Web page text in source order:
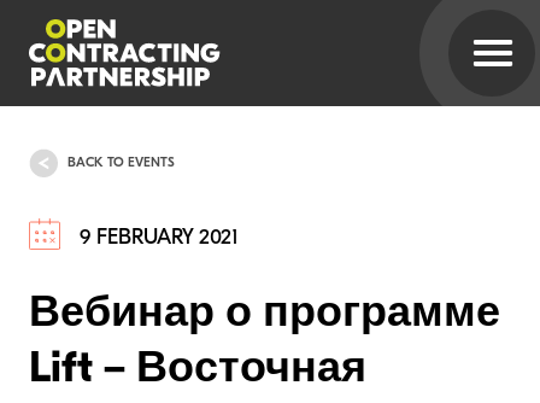
BACK TO EVENTS
9 FEBRUARY 2021
Вебинар о программе
Lift – Восточная